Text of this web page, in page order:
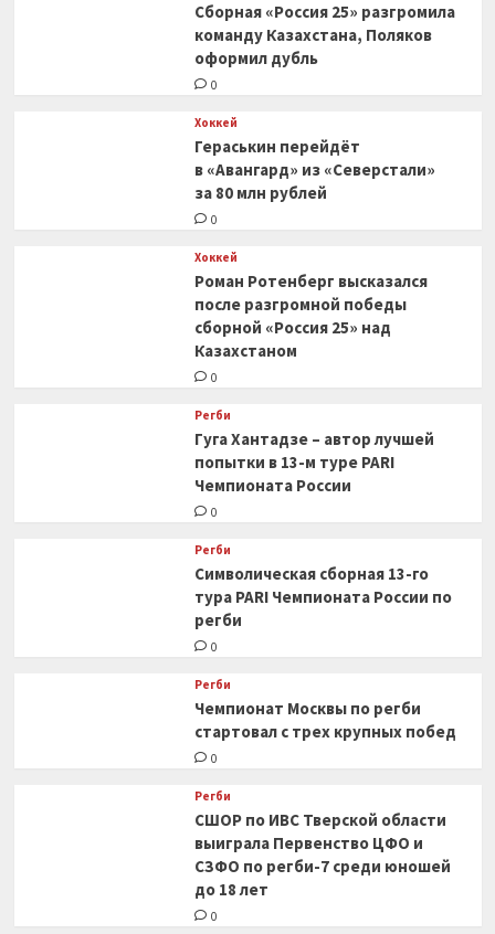
Сборная «Россия 25» разгромила
команду Казахстана, Поляков
оформил дубль
0
Хоккей
Гераськин перейдёт
в «Авангард» из «Северстали»
за 80 млн рублей
0
Хоккей
Роман Ротенберг высказался
после разгромной победы
сборной «Россия 25» над
Казахстаном
0
Регби
Гуга Хантадзе – автор лучшей
попытки в 13-м туре PARI
Чемпионата России
0
Регби
Символическая сборная 13-го
тура PARI Чемпионата России по
регби
0
Регби
Чемпионат Москвы по регби
стартовал с трех крупных побед
0
Регби
СШОР по ИВС Тверской области
выиграла Первенство ЦФО и
СЗФО по регби-7 среди юношей
до 18 лет
0